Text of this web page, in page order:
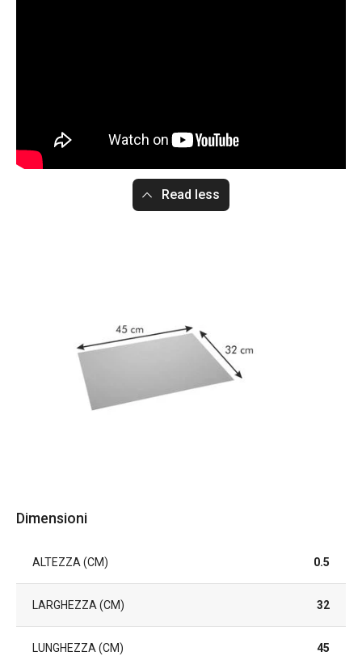
Read less
Dimensioni
ALTEZZA (CM) 0.5
LARGHEZZA (CM) 32
LUNGHEZZA (CM) 45